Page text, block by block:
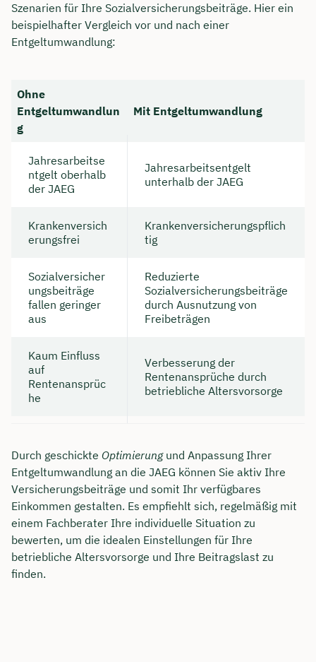
Szenarien für Ihre Sozialversicherungsbeiträge. Hier ein
beispielhafter Vergleich vor und nach einer
Entgeltumwandlung:
Ohne
Entgeltumwandlun
g
Mit Entgeltumwandlung
Jahresarbeitse
ntgelt oberhalb
der JAEG
Jahresarbeitsentgelt
unterhalb der JAEG
Krankenversich
erungsfrei
Krankenversicherungspflich
tig
Sozialversicher
ungsbeiträge
fallen geringer
aus
Reduzierte
Sozialversicherungsbeiträge
durch Ausnutzung von
Freibeträgen
Kaum Einfluss
auf
Rentenansprüc
he
Verbesserung der
Rentenansprüche durch
betriebliche Altersvorsorge
Durch geschickte Optimierungund Anpassung Ihrer
Entgeltumwandlung an die JAEG können Sie aktiv Ihre
Versicherungsbeiträge und somit Ihr verfügbares
Einkommen gestalten. Es empfiehlt sich, regelmäßig mit
einem Fachberater Ihre individuelle Situation zu
bewerten, um die idealen Einstellungen für Ihre
betriebliche Altersvorsorge und Ihre Beitragslast zu
finden.